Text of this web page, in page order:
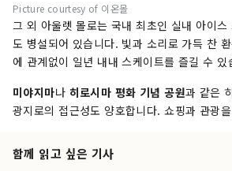
Picture courtesy of 이온몰
그 외 아울렛 몰로는 국내 최초인 실내 아이
도 병설되어 있습니다. 빛과 소리로 가득 찬
에 관계없이 일년 내내 스케이트를 즐길 수 있
미야지마나 히로시마 평화 기념 공원과 같은
광지로의 접근성도 양호합니다. 쇼핑과 관광
함께 읽고 싶은 기사